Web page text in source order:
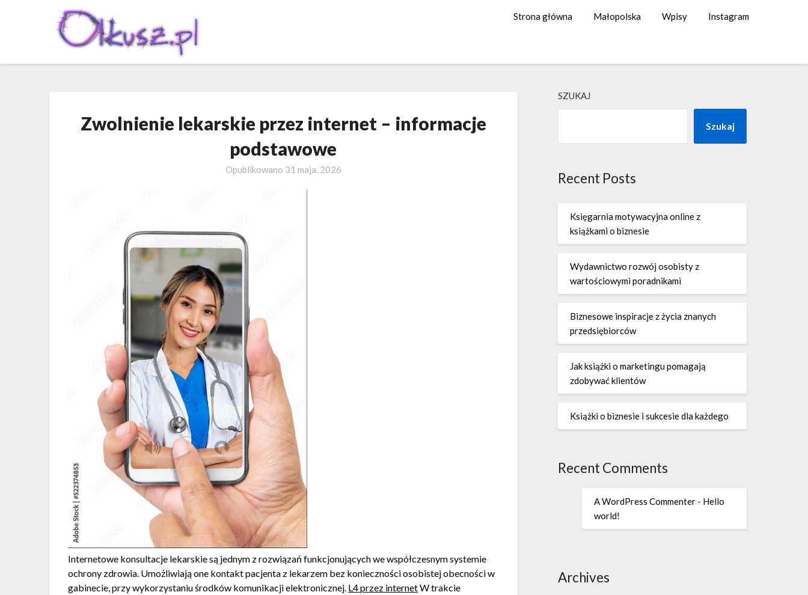
Strona główna Małopolska Wpisy Instagram
Zwolnienie lekarskie przez internet – informacje
podstawowe
Opublikowano 31 maja, 2026
Internetowe konsultacje lekarskie są jednym z rozwiązań funkcjonujących we współczesnym systemie
ochrony zdrowia. Umożliwiają one kontakt pacjenta z lekarzem bez konieczności osobistej obecności w
gabinecie, przy wykorzystaniu środków komunikacji elektronicznej. L4 przez internetW trakcie
SZUKAJ
Szukaj
Recent Posts
Księgarnia motywacyjna online z
książkami o biznesie
Wydawnictwo rozwój osobisty z
wartościowymi poradnikami
Biznesowe inspiracje z życia znanych
przedsiębiorców
Jak książki o marketingu pomagają
zdobywać klientów
Książki o biznesie i sukcesie dla każdego
Recent Comments
A WordPress Commenter- Hello
world!
Archives